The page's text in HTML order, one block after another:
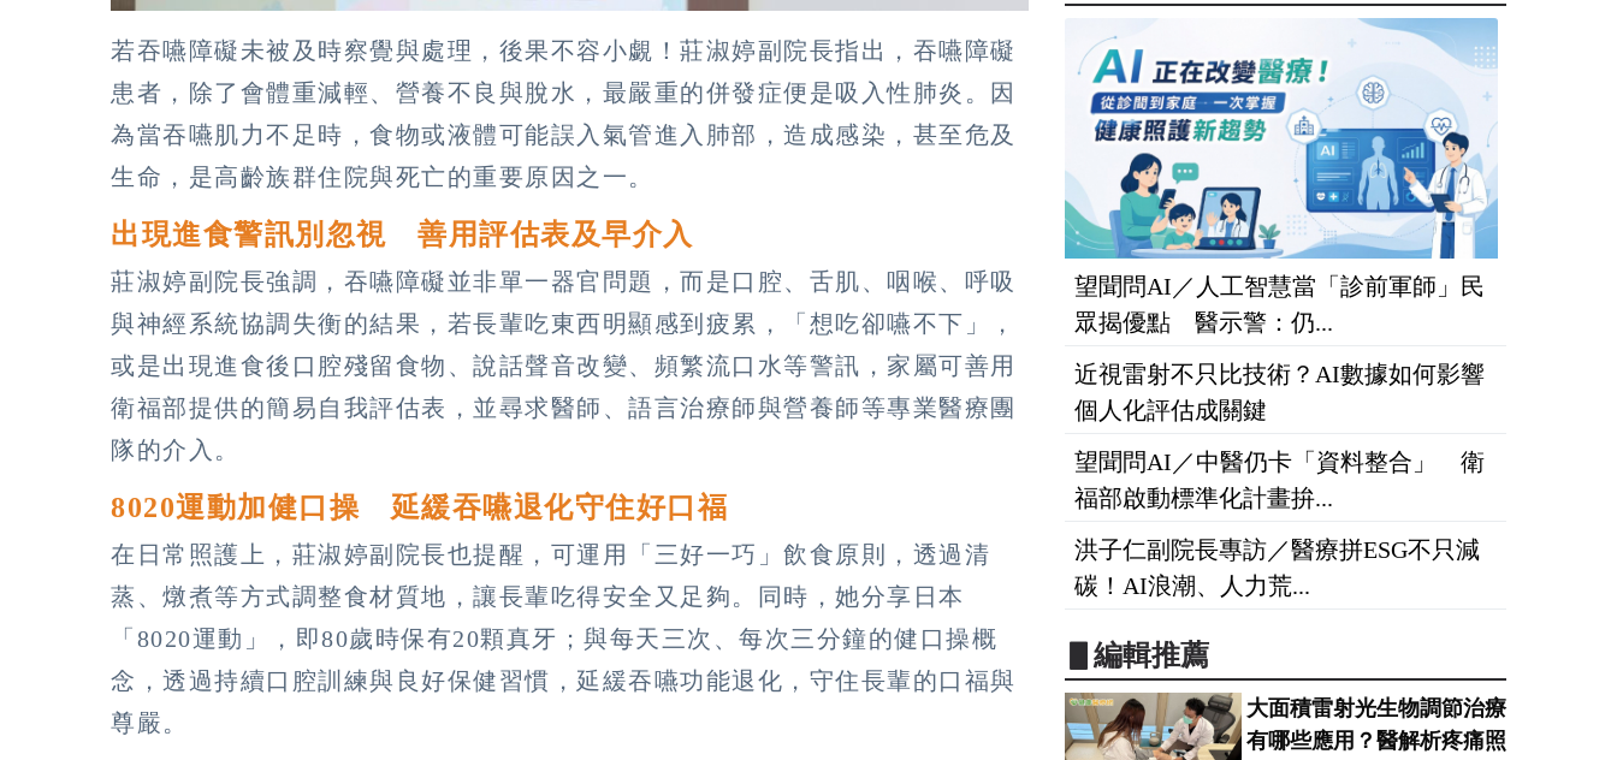
若吞嚥障礙未被及時察覺與處理，後果不容小覷！莊淑婷副院長指出，吞嚥障礙
患者，除了會體重減輕、營養不良與脫水，最嚴重的併發症便是吸入性肺炎。因
為當吞嚥肌力不足時，食物或液體可能誤入氣管進入肺部，造成感染，甚至危及
生命，是高齡族群住院與死亡的重要原因之一。
出現進食警訊別忽視 善用評估表及早介入
莊淑婷副院長強調，吞嚥障礙並非單一器官問題，而是口腔、舌肌、咽喉、呼吸
與神經系統協調失衡的結果，若長輩吃東西明顯感到疲累，「想吃卻嚥不下」，
或是出現進食後口腔殘留食物、說話聲音改變、頻繁流口水等警訊，家屬可善用
衛福部提供的簡易自我評估表，並尋求醫師、語言治療師與營養師等專業醫療團
隊的介入。
8020運動加健口操 延緩吞嚥退化守住好口福
在日常照護上，莊淑婷副院長也提醒，可運用「三好一巧」飲食原則，透過清
蒸、燉煮等方式調整食材質地，讓長輩吃得安全又足夠。同時，她分享日本
「8020運動」，即80歲時保有20顆真牙；與每天三次、每次三分鐘的健口操概
念，透過持續口腔訓練與良好保健習慣，延緩吞嚥功能退化，守住長輩的口福與
尊嚴。
望聞問AI／人工智慧當「診前軍師」民
眾揭優點 醫示警：仍...
近視雷射不只比技術？AI數據如何影響
個人化評估成關鍵
望聞問AI／中醫仍卡「資料整合」 衛
福部啟動標準化計畫拚...
洪子仁副院長專訪／醫療拼ESG不只減
碳！AI浪潮、人力荒...
▋編輯推薦
大面積雷射光生物調節治療
有哪些應用？醫解析疼痛照